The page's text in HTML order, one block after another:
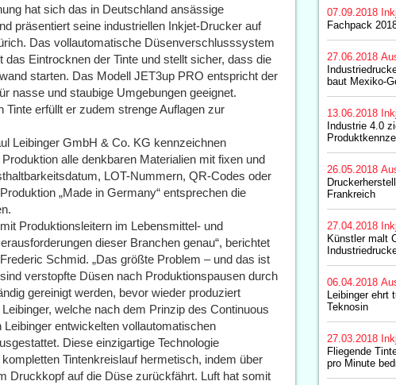
hat sich das in Deutschland ansässige
präsentiert seine industriellen Inkjet-Drucker auf
Das vollautomatische Düsenverschlusssystem
Eintrocknen der Tinte und stellt sicher, dass die
starten. Das Modell JET3up PRO entspricht der
nasse und staubige Umgebungen geeignet.
erfüllt er zudem strenge Auflagen zur
Leibinger GmbH & Co. KG kennzeichnen
alle denkbaren Materialien mit fixen und
LOT-Nummern, QR-Codes oder
„Made in Germany“ entsprechen die
Produktionsleitern im Lebensmittel- und
dieser Branchen genau“, berichtet
Schmid. „Das größte Problem – und das ist
verstopfte Düsen nach Produktionspausen durch
gereinigt werden, bevor wieder produziert
welche nach dem Prinzip des Continuous
entwickelten vollautomatischen
Diese einzigartige Technologie
Tintenkreislauf hermetisch, indem über
Druckkopf auf die Düse zurückfährt. Luft hat somit
07.09.2018
Fachpack
27.06.2018
baut Mexiko-
13.06.2018
Industrie 4.0
26.05.2018
Frankreich
27.04.2018
Künstler malt
06.04.2018
Leibinger
Teknosin
27.03.2018
Fliegende
pro Minute